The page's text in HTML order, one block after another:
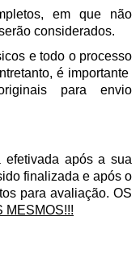
em que não
considerados.
e todo o processo
é importante
para envio
efetivada após a sua
finalizada e após o
para avaliação. OS
MESMOS!!!